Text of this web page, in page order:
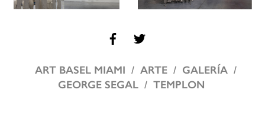
ART BASEL MIAMI ARTE
GALERÍA
GEORGE SEGAL
TEMPLON